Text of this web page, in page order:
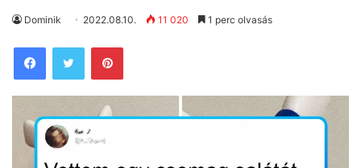
Dominik 2022.08.10. 11 020 1 perc olvasás
Pinterest